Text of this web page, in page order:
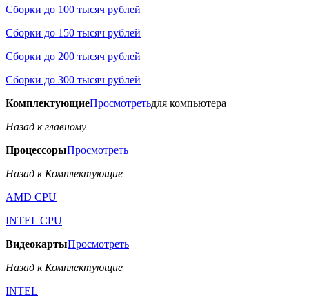
Сборки до 100 тысяч рублей
Сборки до 150 тысяч рублей
Сборки до 200 тысяч рублей
Сборки до 300 тысяч рублей
КомплектующиеПросмотретьдля компьютера
Назад к главному
ПроцессорыПросмотреть
Назад к Комплектующие
AMD CPU
INTEL CPU
ВидеокартыПросмотреть
Назад к Комплектующие
INTEL